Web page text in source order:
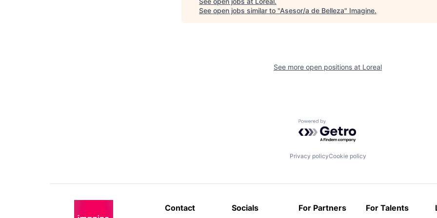
See open jobs similar to "Asesor/a de Belleza" Imagine.
See more open positions at Loreal
Powered by Getro.com
Privacy policyCookie policy
Contact Socials For Partners For Talents